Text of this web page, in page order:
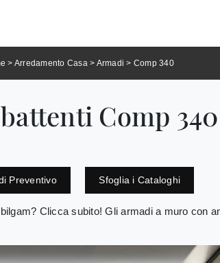
> Arredamento Casa> Armadi > Comp 340
Comp
Preventivo Sfoglia i Cataloghi
Clicca subito! Gli armadi a muro con